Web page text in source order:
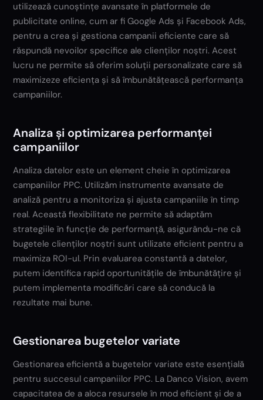
utilizează cunoștințe avansate în platformele de
publicitate online, cum ar fi Google Ads și Facebook Ads,
pentru a crea și gestiona campanii eficiente care să
răspundă nevoilor specifice ale clienților noștri. Acest
lucru ne permite să oferim soluții personalizate care să
maximizeze eficiența și să îmbunătățească performanța
campaniilor.
Analiza și optimizarea performanței
campaniilor
Analiza datelor este un element cheie în optimizarea
campaniilor PPC. Utilizăm instrumente avansate de
analiză pentru a monitoriza și ajusta campaniile în timp
real. Această flexibilitate ne permite să adaptăm
strategiile în funcție de performanță, asigurându-ne că
bugetele clienților noștri sunt utilizate eficient pentru a
maximiza ROI-ul. Prin evaluarea constantă a datelor,
putem identifica rapid oportunitățile de îmbunătățire și
putem implementa modificări care să conducă la
rezultate mai bune.
Gestionarea bugetelor variate
Gestionarea eficientă a bugetelor variate este esențială
pentru succesul campaniilor PPC. La Danco Vision, avem
capacitatea de a aloca resursele în mod eficient și de a